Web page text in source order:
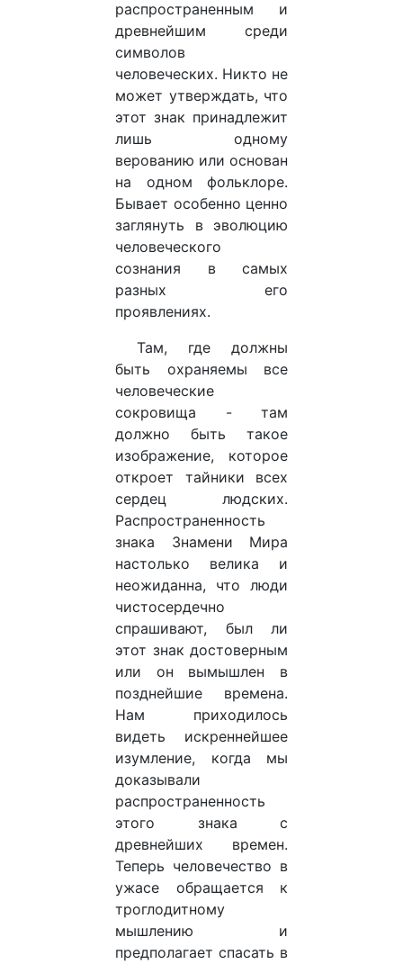
распространенным и
древнейшим среди
символов
человеческих. Никто не
может утверждать, что
этот знак принадлежит
лишь одному
верованию или основан
на одном фольклоре.
Бывает особенно ценно
заглянуть в эволюцию
человеческого
сознания в самых
разных его
проявлениях.
Там, где должны
быть охраняемы все
человеческие
сокровища - там
должно быть такое
изображение, которое
откроет тайники всех
сердец людских.
Распространенность
знака Знамени Мира
настолько велика и
неожиданна, что люди
чистосердечно
спрашивают, был ли
этот знак достоверным
или он вымышлен в
позднейшие времена.
Нам приходилось
видеть искреннейшее
изумление, когда мы
доказывали
распространенность
этого знака с
древнейших времен.
Теперь человечество в
ужасе обращается к
троглодитному
мышлению и
предполагает спасать в